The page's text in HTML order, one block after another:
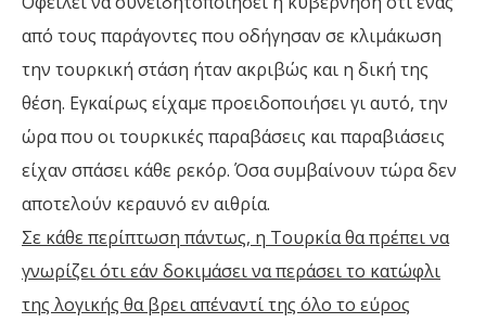
από τους παράγοντες που οδήγησαν σε κλιμάκωση
την τουρκική στάση ήταν ακριβώς και η δική της
θέση. Εγκαίρως είχαμε προειδοποιήσει γι αυτό, την
ώρα που οι τουρκικές παραβάσεις και παραβιάσεις
είχαν σπάσει κάθε ρεκόρ. Όσα συμβαίνουν τώρα δεν
αποτελούν κεραυνό εν αιθρία.
Σε κάθε περίπτωση πάντως, η Τουρκία θα πρέπει να
γνωρίζει ότι εάν δοκιμάσει να περάσει το κατώφλι
της λογικής θα βρει απέναντί της όλο το εύρος